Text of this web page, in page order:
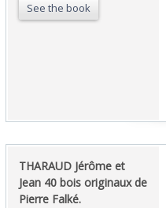
See the book
‎THARAUD Jérôme et
Jean 40 bois originaux de
Pierre Falké.‎